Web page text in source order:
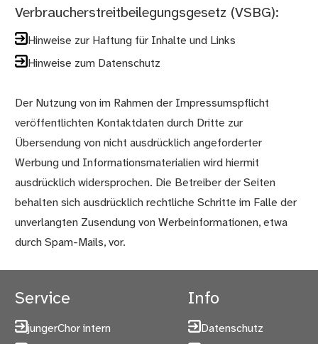
Verbraucher­streit­bei­legungs­gesetz (VSBG):
Hinweise zur Haftung für Inhalte und Links
Hinweise zum Datenschutz
Der Nutzung von im Rahmen der Impressumspflicht
veröffentlichten Kontaktdaten durch Dritte zur
Übersendung von nicht ausdrücklich angeforderter
Werbung und Informationsmaterialien wird hiermit
ausdrücklich widersprochen. Die Betreiber der Seiten
behalten sich ausdrücklich rechtliche Schritte im Falle der
unverlangten Zusendung von Werbeinformationen, etwa
durch Spam-Mails, vor.
Service
jungerChor intern
Info
Datenschutz